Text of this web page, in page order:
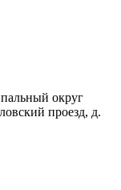
округ
проезд, д.